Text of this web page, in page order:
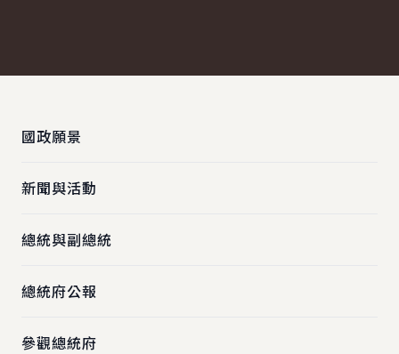
國政願景
新聞與活動
總統與副總統
總統府公報
參觀總統府